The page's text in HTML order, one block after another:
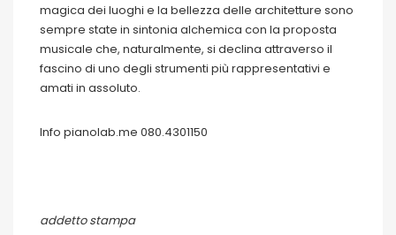
magica dei luoghi e la bellezza delle architetture sono
sempre state in sintonia alchemica con la proposta
musicale che, naturalmente, si declina attraverso il
fascino di uno degli strumenti più rappresentativi e
amati in assoluto.
Info pianolab.me 080.4301150
addetto stampa